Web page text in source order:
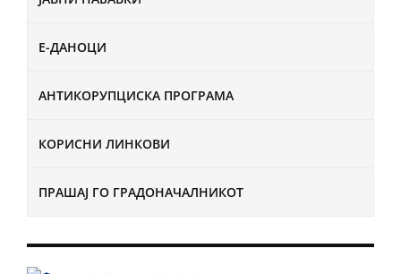
Е-ДАНОЦИ
АНТИКОРУПЦИСКА ПРОГРАМА
КОРИСНИ ЛИНКОВИ
ПРАШАЈ ГО ГРАДОНАЧАЛНИКОТ